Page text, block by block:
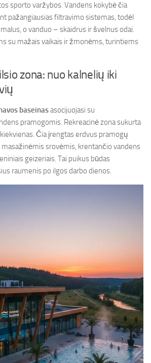
sporto varžybos. Vandens kokybė čia
pažangiausias filtravimo sistemas, todėl
o vanduo – skaidrus ir švelnus odai.
su mažais vaikais ir žmonėms, turintiems
zona: nuo kalnelių iki
baseinasasocijuojasi su
pramogomis. Rekreacinė zona sukurta
Čia įrengtas erdvus pramogų
masažinėmis srovėmis, krentančio vandens
geizeriais. Tai puikus būdas
raumenis po ilgos darbo dienos.